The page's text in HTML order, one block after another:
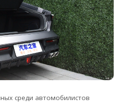
среди автомобилистов